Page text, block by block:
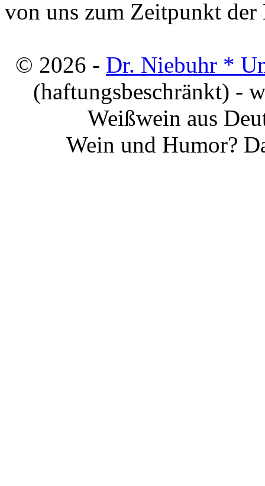
von uns zum Zeitpunkt
© 2026 - Dr. Niebuhr *
(haftungsbeschränkt) -
Weißwein aus
Wein und Humor?